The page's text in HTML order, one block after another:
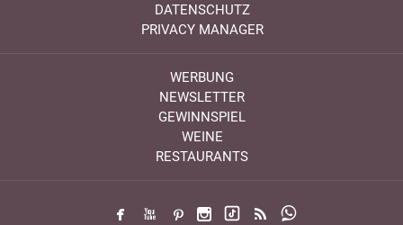
DATENSCHUTZ
PRIVACY MANAGER
WERBUNG
NEWSLETTER
GEWINNSPIEL
WEINE
RESTAURANTS